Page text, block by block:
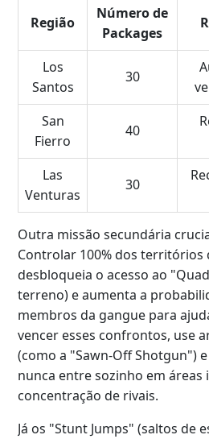
Região
Número de
Packages
Los
Santos
30
San
Fierro
40
Las
Venturas
30
Outra missão secundária
Controlar 100% dos territórios
desbloqueia o acesso ao
terreno) e aumenta a
membros da gangue para
vencer esses confrontos, use
(como a "Sawn-Off Shotgun")
nunca entre sozinho em áreas
concentração de rivais.
Já os "Stunt Jumps" (saltos de